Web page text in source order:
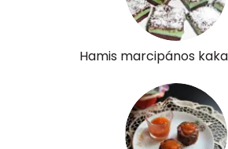
Hamis marcipános